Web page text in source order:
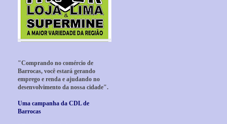
"Comprando no comércio de
Barrocas, você estará gerando
emprego e renda e ajudando no
desenvolvimento da nossa cidade".
Uma campanha da CDL de
Barrocas